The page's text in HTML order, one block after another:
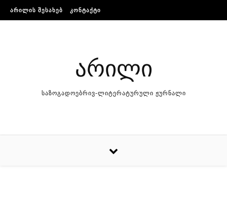
Skip to content
ᲐᲠᲘᲚᲘᲡ ᲨᲔᲡᲐᲮᲔᲑ ᲙᲝᲜᲢᲐᲥᲢᲘ
არილი
საზოგადოებრივ-ლიტერატურული ჟურნალი